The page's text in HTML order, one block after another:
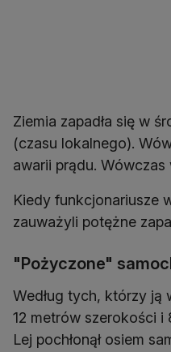
Ziemia zapadła się w
(czasu lokalnego).
awarii prądu.
Kiedy funkcjonariusze
zauważyli potężne
"Pożyczone"
Według tych, którzy ją
12 metrów szerokości i
Lej pochłonął osiem